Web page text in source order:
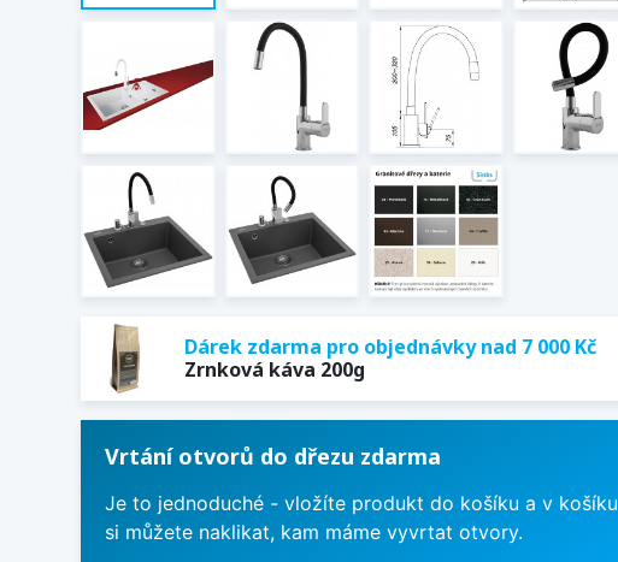
Dárek zdarma pro objednávky nad 7 000 Kč
Zrnková káva 200g
Vrtání otvorů do dřezu zdarma
Je to jednoduché - vložíte produkt do košíku a v košíku
si můžete naklikat, kam máme vyvrtat otvory.